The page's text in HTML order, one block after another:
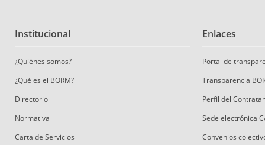
Institucional
¿Quiénes somos?
¿Qué es el BORM?
Directorio
Normativa
Carta de Servicios
Enlaces
Portal de
Transparencia
Perfil del
Sede electrónica
Convenios